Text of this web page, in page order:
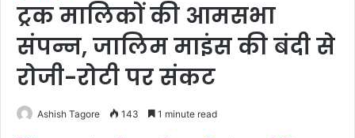
ट्रक मालिकों की आमसभा
संपन्न, जालिम माइंस की बंदी से
रोजी-रोटी पर संकट
Ashish Tagore 143 1 minute read